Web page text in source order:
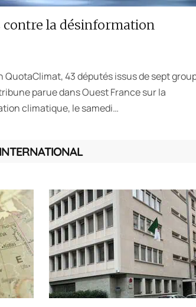
contre la désinformation
QuotaClimat, 43 députés issus de sept
parue dans Ouest France sur la
climatique, le samedi…
INTERNATIONAL